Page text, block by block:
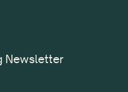
Newsletter